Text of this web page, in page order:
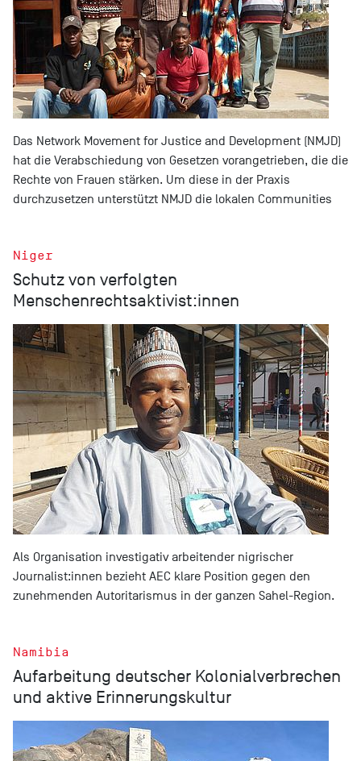
Das Network Movement for Justice and Development (NMJD)
hat die Verabschiedung von Gesetzen vorangetrieben, die die
Rechte von Frauen stärken. Um diese in der Praxis
durchzusetzen unterstützt NMJD die lokalen Communities
Niger
Schutz von verfolgten
Menschenrechtsaktivist:innen
Als Organisation investigativ arbeitender nigrischer
Journalist:innen bezieht AEC klare Position gegen den
zunehmenden Autoritarismus in der ganzen Sahel-Region.
Namibia
Aufarbeitung deutscher Kolonialverbrechen
und aktive Erinnerungskultur